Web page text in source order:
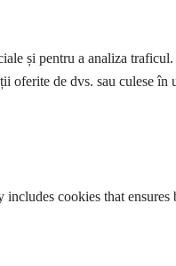
și pentru a analiza
de dvs. sau culese
cookies that